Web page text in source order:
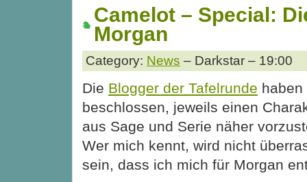
Camelot – Special:
Morgan
Category: News – Darkstar – 19:00
Die Blogger der Tafelrunde haben
beschlossen, jeweils einen
aus Sage und Serie näher
Wer mich kennt, wird nicht
sein, dass ich mich für Morgan